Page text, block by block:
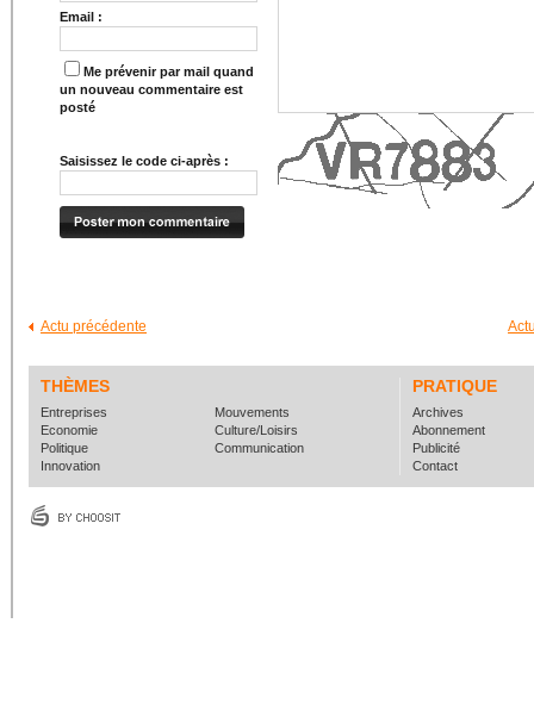
Email :
Me prévenir par mail quand
un nouveau commentaire est
posté
Saisissez le code ci-après :
Actu précédente
THÈMES PRATIQUE
Entreprises
Economie
Politique
Innovation
Mouvements
Culture/Loisirs
Communication
Archives
Abonnement
Publicité
Contact